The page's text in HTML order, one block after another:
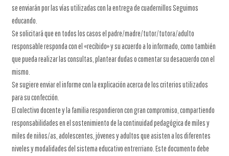
se enviarán por las vías utilizadas con la entrega de cuadernillos Seguimos
educando.
Se solicitará que en todos los casos el padre/madre/tutor/tutora/adulto
responsable responda con el «recibido» y su acuerdo a lo informado, como también
que pueda realizar las consultas, plantear dudas o comentar su desacuerdo con el
mismo.
Se sugiere enviar el informe con la explicación acerca de los criterios utilizados
para su confección.
El colectivo docente y la familia respondieron con gran compromiso, compartiendo
responsabilidades en el sostenimiento de la continuidad pedagógica de miles y
miles de niños/as, adolescentes, jóvenes y adultos que asisten a los diferentes
niveles y modalidades del sistema educativo entrerriano. Este documento debe